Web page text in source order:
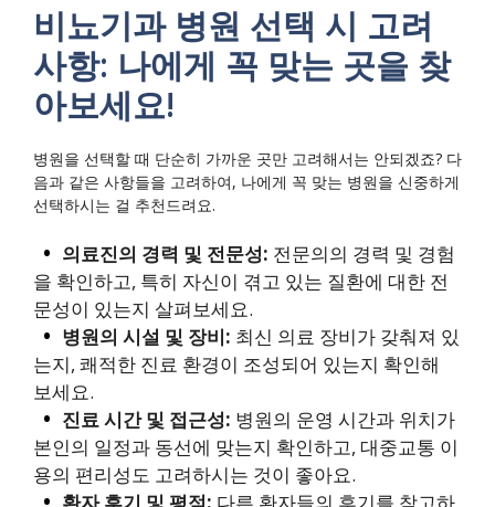
비뇨기과 병원 선택 시 고려
사항: 나에게 꼭 맞는 곳을 찾
아보세요!
병원을 선택할 때 단순히 가까운 곳만 고려해서는 안되겠죠? 다
음과 같은 사항들을 고려하여, 나에게 꼭 맞는 병원을 신중하게
선택하시는 걸 추천드려요.
의료진의 경력 및 전문성: 전문의의 경력 및 경험
을 확인하고, 특히 자신이 겪고 있는 질환에 대한 전
문성이 있는지 살펴보세요.
병원의 시설 및 장비: 최신 의료 장비가 갖춰져 있
는지, 쾌적한 진료 환경이 조성되어 있는지 확인해
보세요.
진료 시간 및 접근성: 병원의 운영 시간과 위치가
본인의 일정과 동선에 맞는지 확인하고, 대중교통 이
용의 편리성도 고려하시는 것이 좋아요.
환자 후기 및 평점: 다른 환자들의 후기를 참고하